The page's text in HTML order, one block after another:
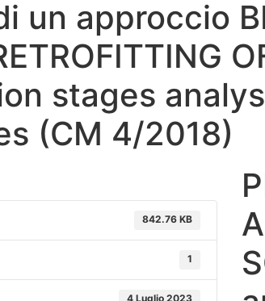
un approccio
stages
(CM 4/2018)
842.76 KB
1
4 Luglio 2023